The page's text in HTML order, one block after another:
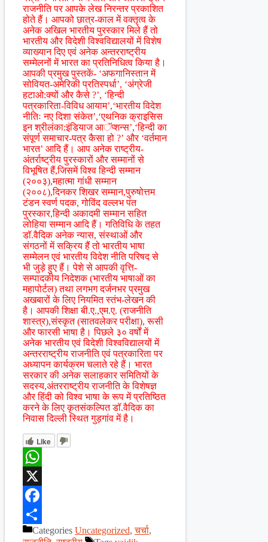
राजनीति पर आपके लेख निरन्तर प्रकाशित
होते हैं। आपको छात्र-काल में वक्तृत्व के
अनेक अखिल भारतीय पुरस्कार मिले हैं तो
भारतीय और विदेशी विश्वविद्यालयों में विशेष
व्याख्यान दिए एवं अनेक अन्तरराष्ट्रीय
सम्मेलनों में भारत का प्रतिनिधित्व किया है।
आपकी प्रमुख पुस्तकें- ‘अफगानिस्तान में
सोवियत-अमेरिकी प्रतिस्पर्धा’, ‘अंग्रेजी
हटाओ:क्यों और कैसे ?’, ‘हिन्दी
पत्रकारिता-विविध आयाम’,‘भारतीय विदेश
नीतिः नए दिशा संकेत’,‘एथनिक क्राइसिस
इन श्रीलंका:इंडियाज आॅप्शन्स’,‘हिन्दी का
संपूर्ण समाचार-पत्र कैसा हो ?’ और ‘वर्तमान
भारत’ आदि हैं। आप अनेक राष्ट्रीय-
अंतर्राष्ट्रीय पुरस्कारों और सम्मानों से
विभूषित हैं,जिसमें विश्व हिन्दी सम्मान
(२००३),महात्मा गांधी सम्मान
(२००८),दिनकर शिखर सम्मान,पुरुषोत्तम
टंडन स्वर्ण पदक, गोविंद वल्लभ पंत
पुरस्कार,हिन्दी अकादमी सम्मान सहित
लोहिया सम्मान आदि हैं। गतिविधि के तहत
डॉ.वैदिक अनेक न्यास, संस्थाओं और
संगठनों में सक्रिय हैं तो भारतीय भाषा
सम्मेलन एवं भारतीय विदेश नीति परिषद से
भी जुड़े हुए हैं। पेशे से आपकी वृत्ति-
सम्पादकीय निदेशक (भारतीय भाषाओं का
महापोर्टल) तथा लगभग दर्जनभर प्रमुख
अखबारों के लिए नियमित स्तंभ-लेखन की
है। आपकी शिक्षा बी.ए.,एम.ए. (राजनीति
शास्त्र),संस्कृत (सातवलेकर परीक्षा), रूसी
और फारसी भाषा है। पिछले ३० वर्षों में
अनेक भारतीय एवं विदेशी विश्वविद्यालयों में
अन्तरराष्ट्रीय राजनीति एवं पत्रकारिता पर
अध्यापन कार्यक्रम चलाते रहे हैं। भारत
सरकार की अनेक सलाहकार समितियों के
सदस्य,अंतरराष्ट्रीय राजनीति के विशेषज्ञ
और हिंदी को विश्व भाषा के रूप में प्रतिष्ठित
करने के लिए कृतसंकल्पित डॉ.वैदिक का
निवास दिल्ली स्थित गुड़गांव में है।
Like
WhatsApp
X
Facebook
ShareCategories Uncategorized,चर्चा,